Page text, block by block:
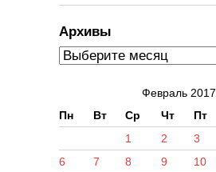
Архивы
Февраль 2017
Пн
Вт Ср Чт Пт
1 2 3
6
7 8 9 10